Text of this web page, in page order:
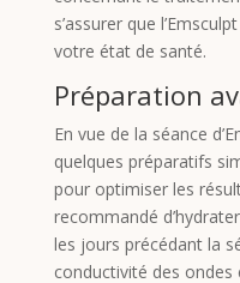
s’assurer que
votre état de santé.
Préparation
En vue de la séance
quelques préparatifs
pour optimiser les
recommandé
les jours précédant la
conductivité des